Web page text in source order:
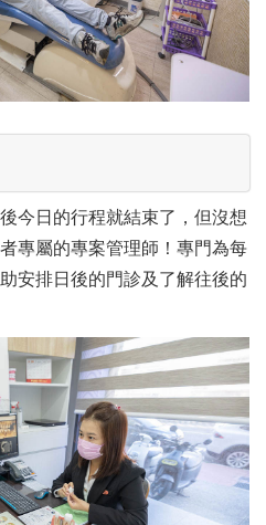
今日的行程就結束了，但沒想
專屬的專案管理師！專門為每
安排日後的門診及了解往後的